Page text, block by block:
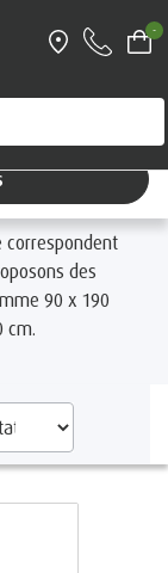
-
Vous
des
90 x 190
cm.